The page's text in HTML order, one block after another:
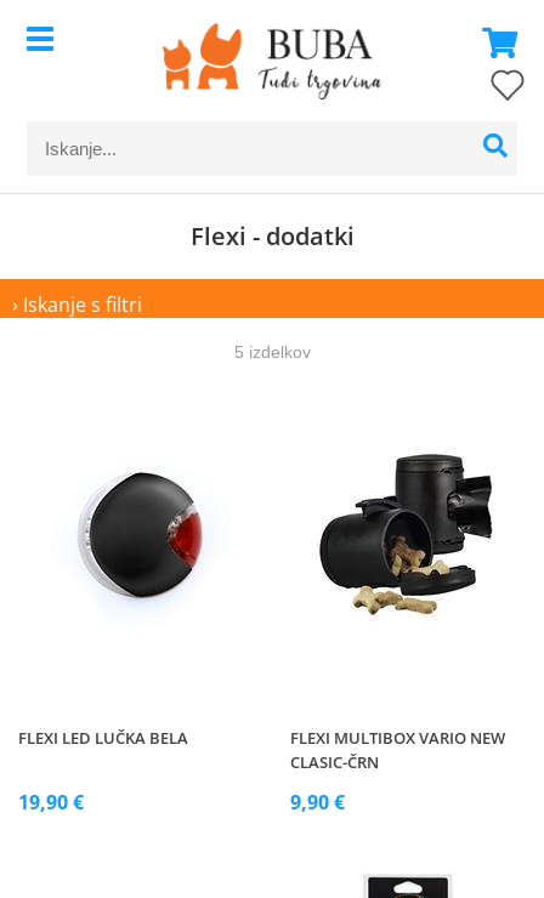
Flexi - dodatki
› Iskanje s filtri
5 izdelkov
FLEXI LED LUČKA BELA
19,90 €
FLEXI MULTIBOX VARIO NEW
CLASIC-ČRN
9,90 €